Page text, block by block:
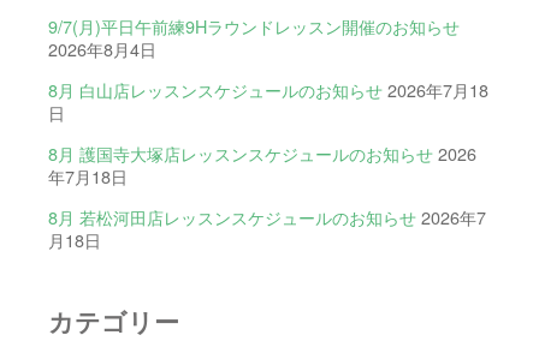
9/7(月)平日午前練9Hラウンドレッスン開催のお知らせ
2026年8月4日
8月 白山店レッスンスケジュールのお知らせ 2026年7月18
日
8月 護国寺大塚店レッスンスケジュールのお知らせ 2026
年7月18日
8月 若松河田店レッスンスケジュールのお知らせ 2026年7
月18日
カテゴリー